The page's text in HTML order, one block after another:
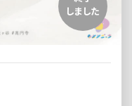
しました